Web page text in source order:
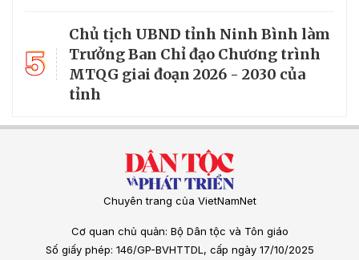
5
Chủ tịch UBND tỉnh Ninh Bình làm
Trưởng Ban Chỉ đạo Chương trình
MTQG giai đoạn 2026 - 2030 của
tỉnh
Chuyên trang của VietNamNet
Cơ quan chủ quản: Bộ Dân tộc và Tôn giáo
Số giấy phép: 146/GP-BVHTTDL, cấp ngày 17/10/2025